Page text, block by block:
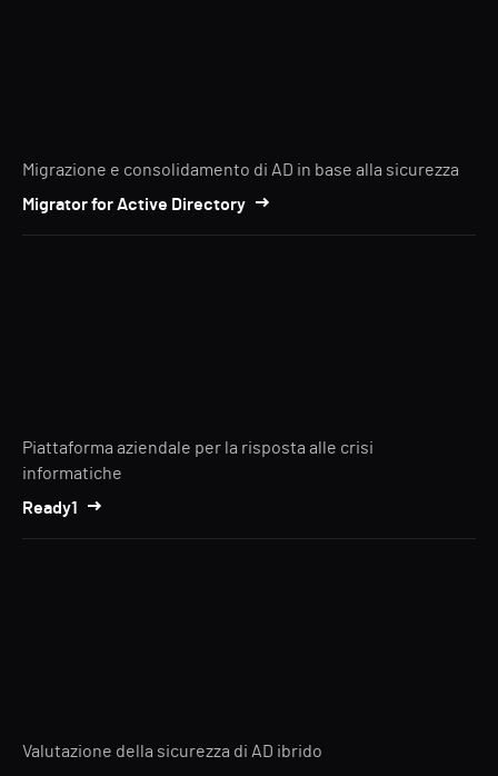
Migrazione e consolidamento di AD in base alla sicurezza
Migrator for Active Directory
Piattaforma aziendale per la risposta alle crisi
informatiche
Ready1
Valutazione della sicurezza di AD ibrido